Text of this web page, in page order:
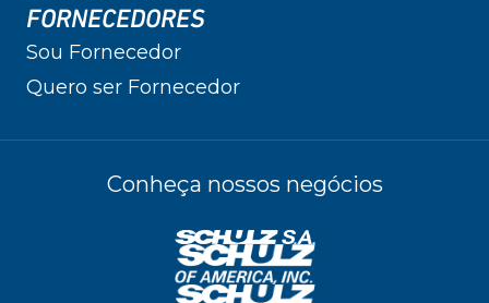
FORNECEDORES
Sou Fornecedor
Quero ser Fornecedor
Conheça nossos negócios